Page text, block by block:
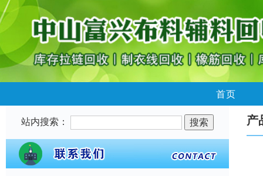
首页
站内搜索： 产